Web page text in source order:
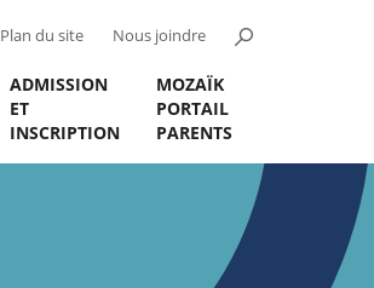
Plan du site Nous joindre
ADMISSION
ET
INSCRIPTION
MOZAÏK
PORTAIL
PARENTS